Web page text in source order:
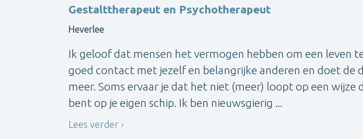
Gestalttherapeut en Psychotherapeut
Heverlee
Ik geloof dat mensen het vermogen hebben om een leven
goed contact met jezelf en belangrijke anderen en doet de
meer. Soms ervaar je dat het niet (meer) loopt op een
bent op je eigen schip. Ik ben nieuwsgierig ...
Lees verder